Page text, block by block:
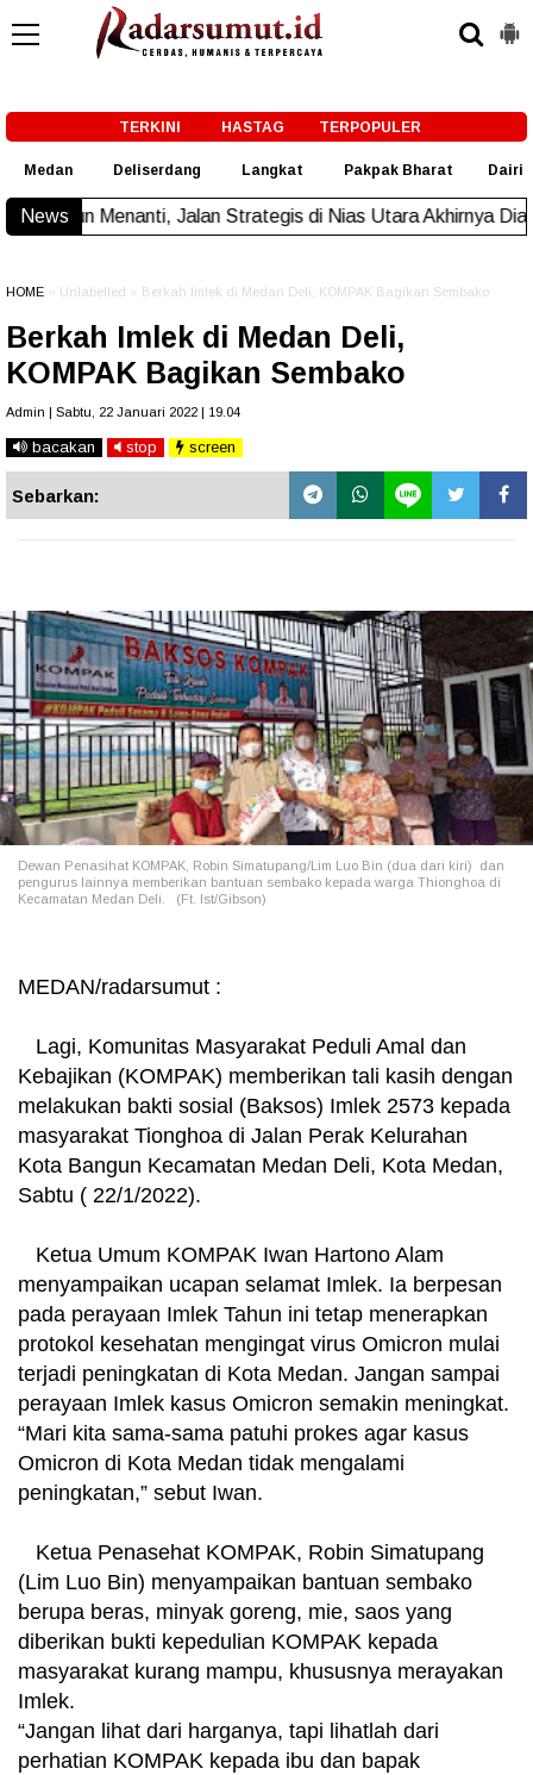
TERKINI HASTAG TERPOPULER
Medan Deliserdang Langkat Pakpak Bharat Dairi
News
Jalan Strategis di Nias Utara Akhirnya Diaspal Era Gubernur
HOME » Unlabelled » Berkah Imlek di Medan Deli, KOMPAK Bagikan Sembako
Berkah Imlek di Medan Deli,
KOMPAK Bagikan Sembako
Admin | Sabtu, 22 Januari 2022 | 19.04
bacakan stop screen
Sebarkan:
Dewan Penasihat KOMPAK, Robin Simatupang/Lim Luo Bin (dua dari kiri) dan
pengurus lainnya memberikan bantuan sembako kepada warga Thionghoa di
Kecamatan Medan Deli. (Ft. Ist/Gibson)
MEDAN/radarsumut :
Lagi, Komunitas Masyarakat Peduli Amal dan
Kebajikan (KOMPAK) memberikan tali kasih dengan
melakukan bakti sosial (Baksos) Imlek 2573 kepada
masyarakat Tionghoa di Jalan Perak Kelurahan
Kota Bangun Kecamatan Medan Deli, Kota Medan,
Sabtu ( 22/1/2022).
Ketua Umum KOMPAK Iwan Hartono Alam
menyampaikan ucapan selamat Imlek. Ia berpesan
pada perayaan Imlek Tahun ini tetap menerapkan
protokol kesehatan mengingat virus Omicron mulai
terjadi peningkatan di Kota Medan. Jangan sampai
perayaan Imlek kasus Omicron semakin meningkat.
“Mari kita sama-sama patuhi prokes agar kasus
Omicron di Kota Medan tidak mengalami
peningkatan,” sebut Iwan.
Ketua Penasehat KOMPAK, Robin Simatupang
(Lim Luo Bin) menyampaikan bantuan sembako
berupa beras, minyak goreng, mie, saos yang
diberikan bukti kepedulian KOMPAK kepada
masyarakat kurang mampu, khususnya merayakan
Imlek.
“Jangan lihat dari harganya, tapi lihatlah dari
perhatian KOMPAK kepada ibu dan bapak